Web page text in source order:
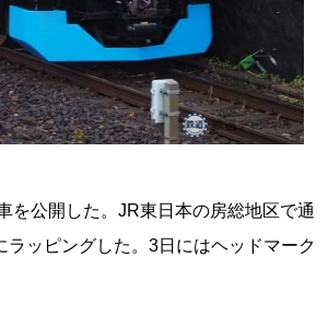
を公開した。JR東日本の房総地区で通
ッピングした。3日にはヘッドマーク